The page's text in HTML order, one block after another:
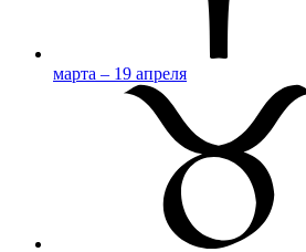
марта – 19 апреля